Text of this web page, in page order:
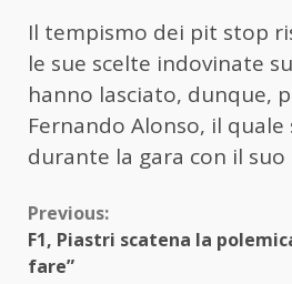
Il tempismo dei pit stop
le sue scelte indovinate
hanno lasciato, dunque,
Fernando Alonso, il quale
durante la gara con il
Continue
Reading
Previous:
F1, Piastri scatena la
fare”